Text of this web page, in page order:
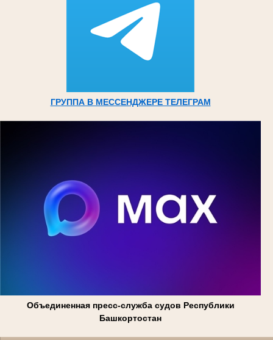
ГРУППА В МЕССЕНДЖЕРЕ ТЕЛЕГРАМ
Объединенная пресс-служба судов Республики
Башкортостан